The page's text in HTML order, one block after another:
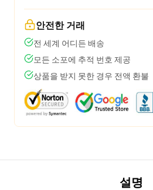
안전한 거래
전 세계 어디든 배송
모든 소포에 추적 번호 제공
상품을 받지 못한 경우 전액 환불
설명